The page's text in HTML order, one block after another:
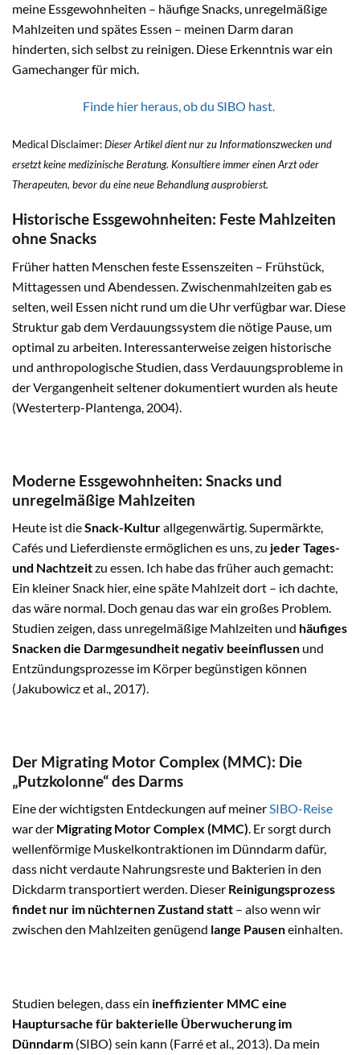
meine Essgewohnheiten – häufige Snacks, unregelmäßige
Mahlzeiten und spätes Essen – meinen Darm daran
hinderten, sich selbst zu reinigen. Diese Erkenntnis war ein
Gamechanger für mich.
Finde hier heraus, ob du SIBO hast.
Medical Disclaimer:Dieser Artikel dient nur zu Informationszwecken und
ersetzt keine medizinische Beratung. Konsultiere immer einen Arzt oder
Therapeuten, bevor du eine neue Behandlung ausprobierst.
Historische Essgewohnheiten: Feste Mahlzeiten
ohne Snacks
Früher hatten Menschen feste Essenszeiten – Frühstück,
Mittagessen und Abendessen. Zwischenmahlzeiten gab es
selten, weil Essen nicht rund um die Uhr verfügbar war. Diese
Struktur gab dem Verdauungssystem die nötige Pause, um
optimal zu arbeiten. Interessanterweise zeigen historische
und anthropologische Studien, dass Verdauungsprobleme in
der Vergangenheit seltener dokumentiert wurden als heute
(Westerterp-Plantenga, 2004).
Moderne Essgewohnheiten: Snacks und
unregelmäßige Mahlzeiten
Heute ist dieSnack-Kulturallgegenwärtig. Supermärkte,
Cafés und Lieferdienste ermöglichen es uns, zu jeder Tages-
und Nachtzeitzu essen. Ich habe das früher auch gemacht:
Ein kleiner Snack hier, eine späte Mahlzeit dort – ich dachte,
das wäre normal. Doch genau das war ein großes Problem.
Studien zeigen, dass unregelmäßige Mahlzeiten und häufiges
Snacken die Darmgesundheit negativ beeinflussen und
Entzündungsprozesse im Körper begünstigen können
(Jakubowicz et al., 2017).
Der Migrating Motor Complex (MMC): Die
„Putzkolonne“ des Darms
Eine der wichtigsten Entdeckungen auf meinerSIBO-Reise
war der Migrating Motor Complex (MMC). Er sorgt durch
wellenförmige Muskelkontraktionen im Dünndarm dafür,
dass nicht verdaute Nahrungsreste und Bakterien in den
Dickdarm transportiert werden. Dieser Reinigungsprozess
findet nur im nüchternen Zustand statt – also wenn wir
zwischen den Mahlzeiten genügend lange Pauseneinhalten.
Studien belegen, dass ein ineffizienter MMC eine
Hauptursache für bakterielle Überwucherung im
Dünndarm (SIBO) sein kann (Farré et al., 2013). Da mein